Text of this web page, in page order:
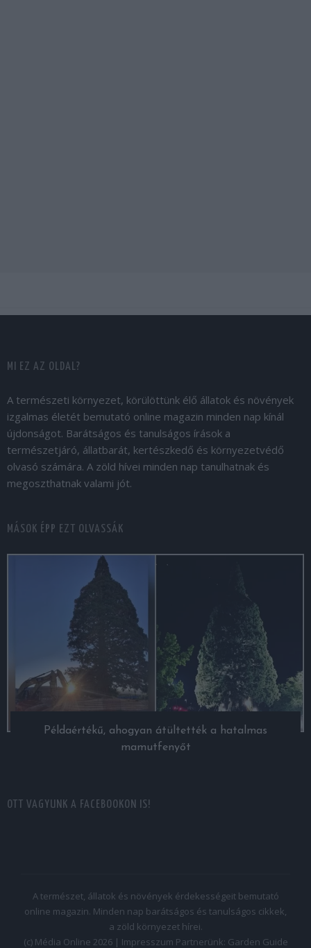
MI EZ AZ OLDAL?
A természeti környezet, körülöttünk élő állatok és növények
izgalmas életét bemutató online magazin minden nap kínál
újdonságot. Barátságos és tanulságos írások a
természetjáró, állatbarát, kertészkedő és környezetvédő
olvasó számára. A zöld hívei minden nap tanulhatnak és
megoszthatnak valami jót.
MÁSOK ÉPP EZT OLVASSÁK
Példaértékű, ahogyan átültették a hatalmas
mamutfenyőt
OTT VAGYUNK A FACEBOOKON IS!
A természet, állatok és növények érdekességeit bemutató
online magazin. Minden nap barátságos és tanulságos cikkek,
a zöld környezet hírei.
(c) Média Online 2026 | Impresszum Partnerünk: Garden Guide